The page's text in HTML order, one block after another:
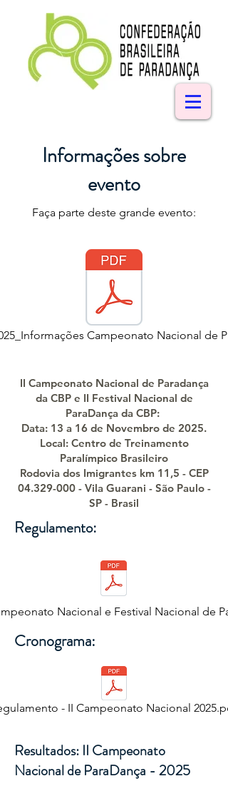
Informações sobre
evento
Faça parte deste grande evento:
Campeonato Nacional de
II Campeonato Nacional de Paradança
da CBP e II Festival Nacional de
ParaDança da CBP​:
Data: 13 a 16 de Novembro de 2025.
Local: Centro de Treinamento
Paralímpico Brasileiro
Rodovia dos Imigrantes km 11,5 - CEP
04.329-000- Vila Guarani - São Paulo -
SP - Brasil​​
Regulamento:
Nacional e Festival Nacional de
Cronograma:
- II Campeonato Nacional
Resultados: II Campeonato
Nacional de ParaDança - 2025